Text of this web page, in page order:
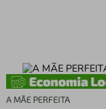
A MÃE PERFEITA